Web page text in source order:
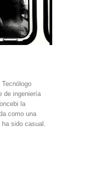
de ingeniería
la
como una
sido casual.